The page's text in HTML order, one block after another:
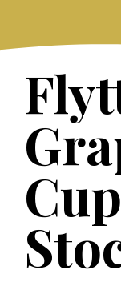
content